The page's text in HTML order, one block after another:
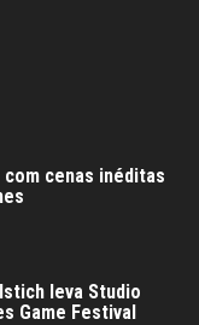
cenas inéditas
leva Studio
Game Festival